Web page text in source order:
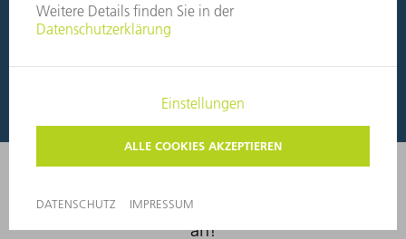
Sie möchten Ihre Investition flexibel gestalten? Mit der
TRUMPF Bank finden Sie das passende
Finanzierung berechnenFinanzierung berechnen
Bereit durchzustarten? Sprechen Sie uns
an!